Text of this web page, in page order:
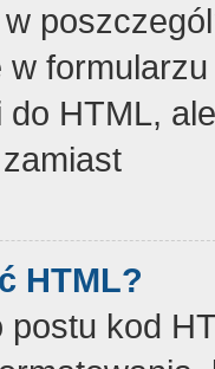
w
do HTML,
HTML?
kod